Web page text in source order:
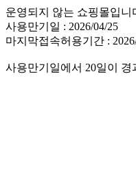
운영되지 않는 쇼핑몰입니
사용만기일 : 2026/04/25
마지막접속허용기간 :
사용만기일에서 20일이